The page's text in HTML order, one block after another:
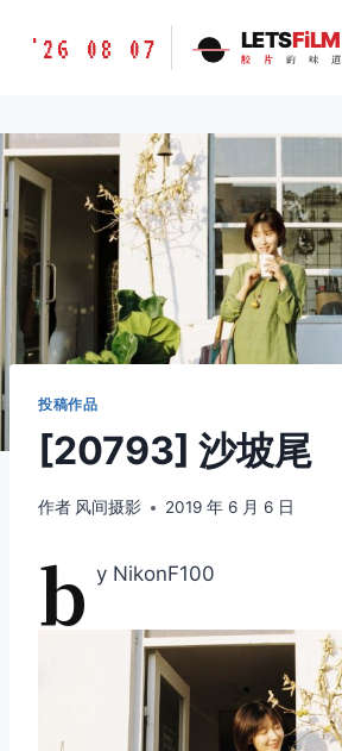
胶
味
道
LETSFILM
'26 08 07 LETSFiLM
胶 片 的 味 道
投稿作品
[20793] 沙坡尾
作者 风间摄影 2019 年 6 月 6 日
b y NikonF100